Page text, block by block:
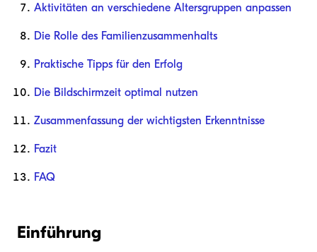
Aktivitäten an verschiedene Altersgruppen anpassen
Die Rolle des Familienzusammenhalts
Praktische Tipps für den Erfolg
Die Bildschirmzeit optimal nutzen
Zusammenfassung der wichtigsten Erkenntnisse
Fazit
FAQ
Einführung